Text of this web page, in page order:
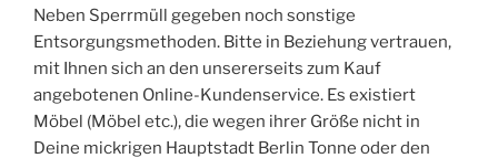
Neben Sperrmüll gegeben noch sonstige
Entsorgungsmethoden. Bitte in Beziehung vertrauen,
mit Ihnen sich an den unsererseits zum Kauf
angebotenen Online-Kundenservice. Es existiert
Möbel (Möbel etc.), die wegen ihrer Größe nicht in
Deine mickrigen Hauptstadt Berlin Tonne oder den